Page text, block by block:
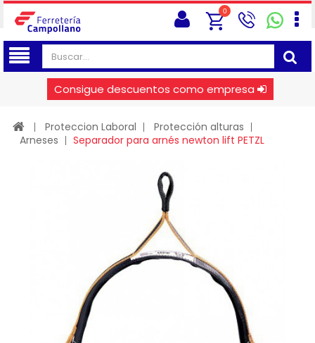
0
Consigue descuentos como empresa
Proteccion Laboral
Protección alturas
Arneses
Separador para arnés newton lift PETZL